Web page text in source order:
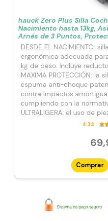
hauck Zero Plus Silla
Nacimiento hasta 13kg,
Arnés de 3 Puntos,
Ultraligera, Negro
DESDE EL NACIMIENTO:
ergonómica adecuada
kg de peso. Incluye
MAXIMA PROTECCIÓN:
espuma anti-choque
contra impactos
cumpliendo con la
ULTRALIGERA: el uso de
reducen el peso total de
PRÁCTICA Y CÓMODA:
solar del portabebes
CALIDAD CERTIFICADA:
con la normativa en
químicos y técnicos de
4.33
Comprar